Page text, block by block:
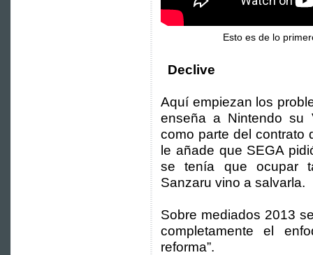
Esto es de lo
Declive
Aquí empiezan los
enseña a Nintendo su
como parte del contrato
le añade que SEGA
se tenía que ocupar
Sanzaru vino a salvarla.
Sobre mediados 2013
completamente el
reforma”.